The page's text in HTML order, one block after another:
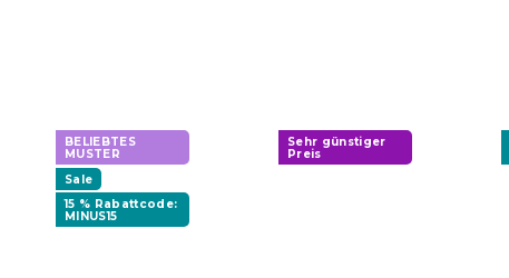
BELIEBTES
MUSTER
Sale
15 % Rabattcode:
MINUS15
Sehr günstiger
Preis